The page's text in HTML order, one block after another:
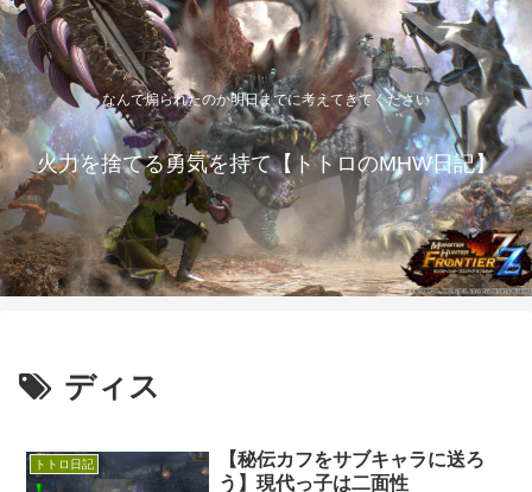
なんで煽られたのか明日までに考えてきてください
火力を捨てる勇気を持て【トトロのMHW日記】
ディス
トトロ日記
【秘伝カフをサブキャラに送ろ
う】現代っ子は二面性